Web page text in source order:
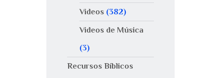
Videos (382)
Videos de Música
(3)
Recursos Bíblicos